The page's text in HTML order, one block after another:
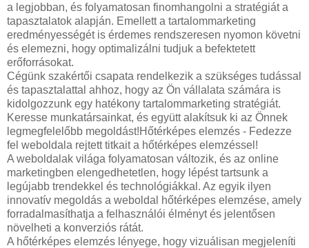
a legjobban, és folyamatosan finomhangolni a stratégiát a
tapasztalatok alapján. Emellett a tartalommarketing
eredményességét is érdemes rendszeresen nyomon követni
és elemezni, hogy optimalizálni tudjuk a befektetett
erőforrásokat.
Cégünk szakértői csapata rendelkezik a szükséges tudással
és tapasztalattal ahhoz, hogy az Ön vállalata számára is
kidolgozzunk egy hatékony tartalommarketing stratégiát.
Keresse munkatársainkat, és együtt alakítsuk ki az Önnek
legmegfelelőbb megoldást!Hőtérképes elemzés - Fedezze
fel weboldala rejtett titkait a hőtérképes elemzéssel!
A weboldalak világa folyamatosan változik, és az online
marketingben elengedhetetlen, hogy lépést tartsunk a
legújabb trendekkel és technológiákkal. Az egyik ilyen
innovatív megoldás a weboldal hőtérképes elemzése, amely
forradalmasíthatja a felhasználói élményt és jelentősen
növelheti a konverziós rátát.
A hőtérképes elemzés lényege, hogy vizuálisan megjeleníti